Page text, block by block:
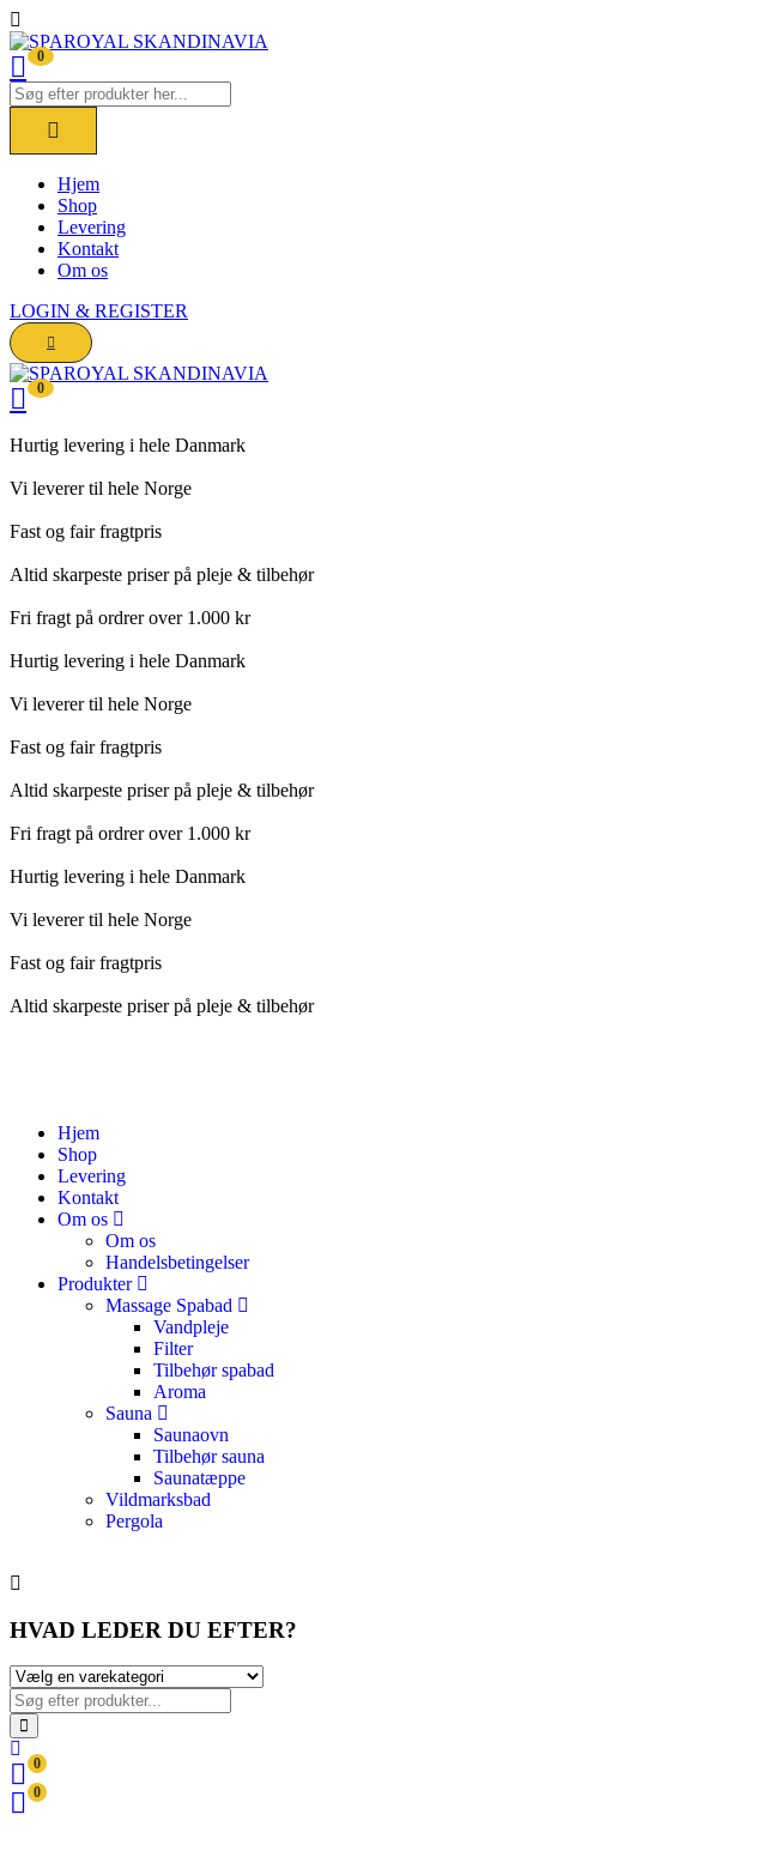
0
Hjem
Shop
Levering
Kontakt
Om os
LOGIN & REGISTER
0
Hurtig levering i hele Danmark
Vi leverer til hele Norge
Fast og fair fragtpris
Altid skarpeste priser på pleje & tilbehør
Fri fragt på ordrer over 1.000 kr
Hurtig levering i hele Danmark
Vi leverer til hele Norge
Fast og fair fragtpris
Altid skarpeste priser på pleje & tilbehør
Fri fragt på ordrer over 1.000 kr
Hurtig levering i hele Danmark
Vi leverer til hele Norge
Fast og fair fragtpris
Altid skarpeste priser på pleje & tilbehør
Hjem
Shop
Levering
Kontakt
Om os
Om os
Handelsbetingelser
Produkter
Massage Spabad
Vandpleje
Filter
Tilbehør spabad
Aroma
Sauna
Saunaovn
Tilbehør sauna
Saunatæppe
Vildmarksbad
Pergola
HVAD LEDER DU EFTER?
0
0